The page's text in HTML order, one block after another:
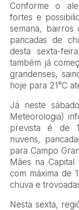
Conforme o
fortes e
semana, bairros
pancadas de
desta sexta-
também já
grandenses,
hoje para 21°C
Já neste
Meteorologia)
prevista é de
nuvens,
para Campo
Mães na Capital
com máxima de
chuva e
Nesta sexta,